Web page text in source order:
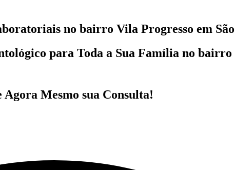
no bairro Vila Progresso em
para Toda a Sua Família no bairro
Agora Mesmo sua Consulta!